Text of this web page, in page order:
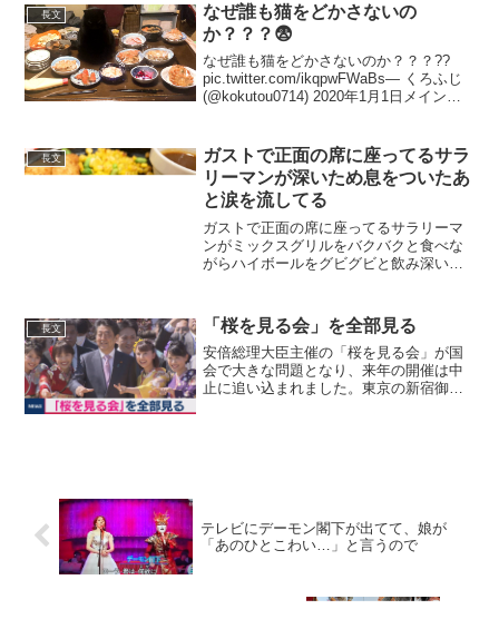
長文
なぜ誰も猫をどかさないの
か？？？😨
なぜ誰も猫をどかさないのか？？？??
pic.twitter.com/ikqpwFWaBs— くろふじ
(@kokutou0714) 2020年1月1日メインデ
長文
ガストで正面の席に座ってるサラ
リーマンが深いため息をついたあ
と涙を流してる
ガストで正面の席に座ってるサラリーマ
ンがミックスグリルをバクバクと食べな
がらハイボールをグビグビと飲み深いた
だろ— 国立はるるんぽ大学 (@ah44444h)
2019...
長文 「桜を見る会」を全部見る
安倍総理大臣主催の「桜を見る会」が国
会で大きな問題となり、来年の開催は中
止に追い込まれました。東京の新宿御苑
テレビにデーモン閣下が出てて、娘が
「あのひとこわい…」と言うので